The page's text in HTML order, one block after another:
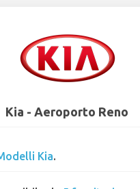
Kia - Aeroporto Reno
Kia.